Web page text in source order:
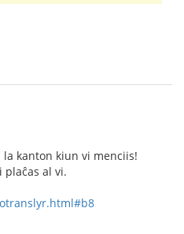
kanton kiun vi menciis!
plaĉas al vi.